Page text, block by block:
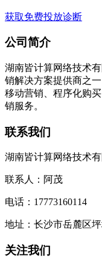
获取免费投放诊断
公司简介
湖南皆计算网络技术
销解决方案提供商之
移动营销、程序化购
销服务。
联系我们
湖南皆计算网络技术有
联系人：阿茂
电话：17773160114
地址：长沙市岳麓区
关注我们